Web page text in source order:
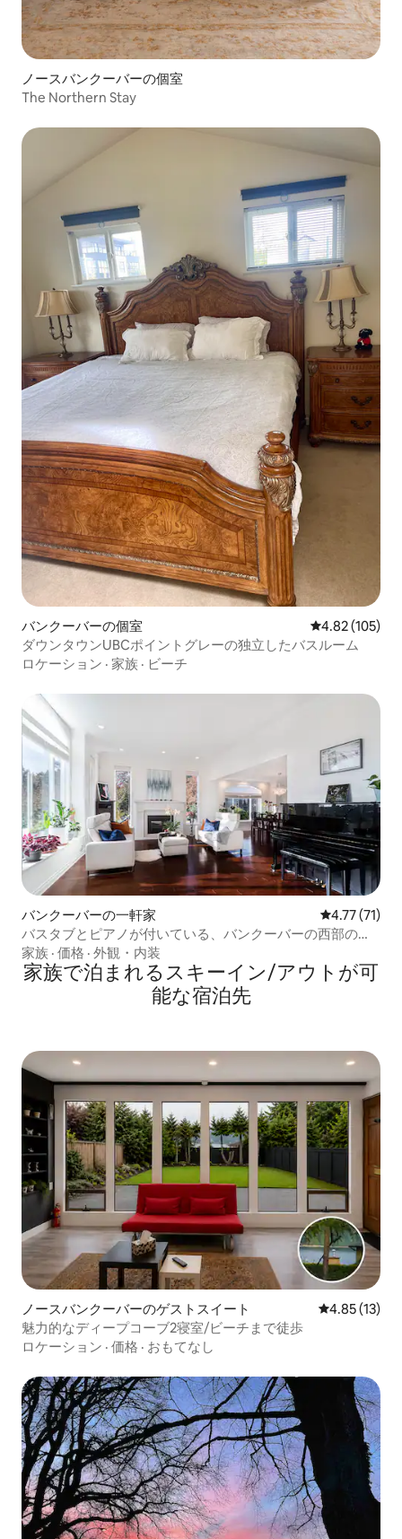
ノースバンクーバーの個室
The Northern Stay
バンクーバーの個室 レビュー105
4.82 (105)
ダウンタウンUBCポイントグレーの独立したバスルーム
ロケーション · 家族 · ビーチ
バンクーバーの一軒家 レビュー71
4.77 (71)
バスタブとピアノが付いている、バンクーバーの西部の豪
華な別荘、空港とダウンタウンに近い
家族 · 価格 · 外観・内装
家族で泊まれるスキーイン/アウトが可
能な宿泊先
ノースバンクーバーのゲストスイート レビュー13
4.85 (13)
魅力的なディープコーブ2寝室/ビーチまで徒歩
ロケーション · 価格 · おもてなし